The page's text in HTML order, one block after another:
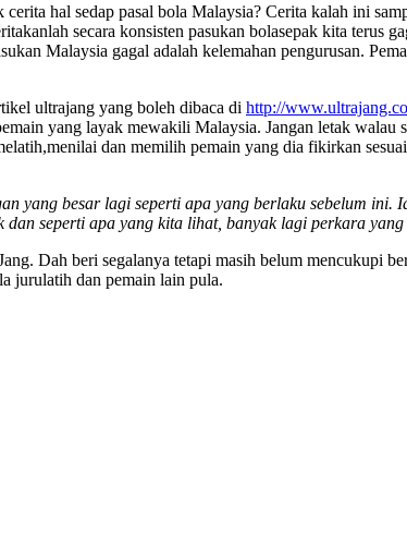
hal sedap pasal bola Malaysia? Cerita kalah ini
secara konsisten pasukan bolasepak kita terus
Malaysia gagal adalah kelemahan pengurusan.
ultrajang yang boleh dibaca di http://
yang layak mewakili Malaysia. Jangan letak walau
dan memilih pemain yang dia fikirkan
yang besar lagi seperti apa yang berlaku sebelum ini.
dan seperti apa yang kita lihat, banyak lagi perkara
Dah beri segalanya tetapi masih belum mencukupi
jurulatih dan pemain lain pula.